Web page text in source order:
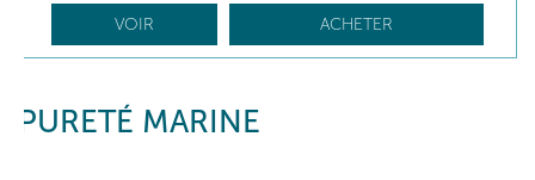
VOIR ACHETER
PURETÉ MARINE